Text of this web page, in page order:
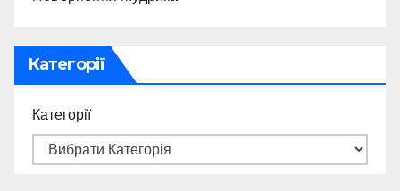
Категорії
Категорії